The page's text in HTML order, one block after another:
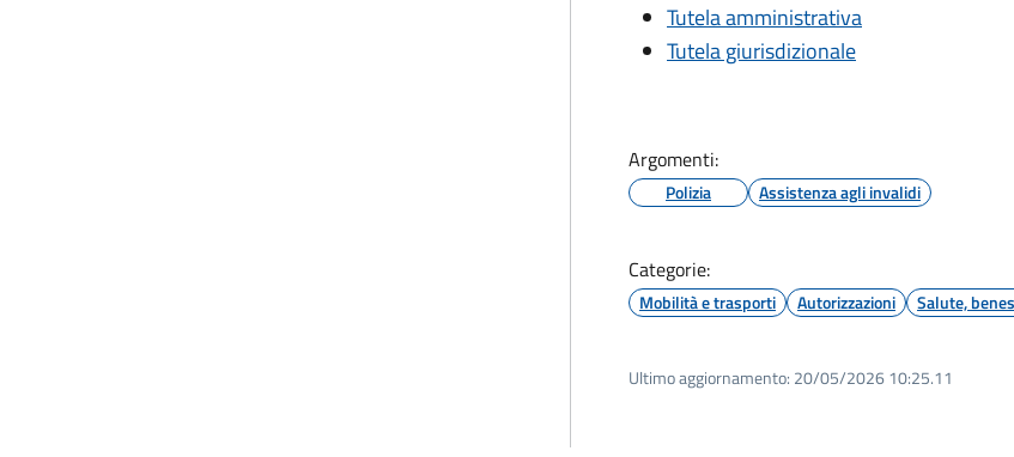
Tutela amministrativa
Tutela giurisdizionale
Argomenti:
Polizia Assistenza agli invalidi
Categorie:
Mobilità e trasporti Autorizzazioni Salute,
Ultimo aggiornamento: 20/05/2026 10:25.11